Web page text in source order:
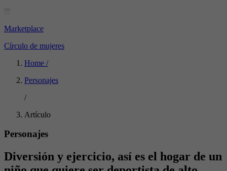
Marketplace
Círculo de mujeres
Home /
Personajes
/
Artículo
Personajes
Diversión y ejercicio, así es el hogar de un